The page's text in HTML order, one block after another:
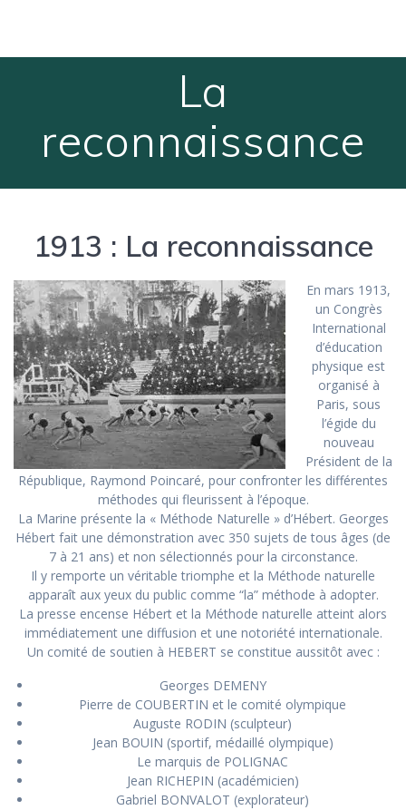
La
reconnaissance
1913 : La reconnaissance
En mars 1913,
un Congrès
International
d’éducation
physique est
organisé à
Paris, sous
l’égide du
nouveau
Président de la
République, Raymond Poincaré, pour confronter les différentes
méthodes qui fleurissent à l’époque.
La Marine présente la « Méthode Naturelle » d’Hébert. Georges
Hébert fait une démonstration avec 350 sujets de tous âges (de
7 à 21 ans) et non sélectionnés pour la circonstance.
Il y remporte un véritable triomphe et la Méthode naturelle
apparaît aux yeux du public comme “la” méthode à adopter.
La presse encense Hébert et la Méthode naturelle atteint alors
immédiatement une diffusion et une notoriété internationale.
Un comité de soutien à HEBERT se constitue aussitôt avec :
Georges DEMENY
Pierre de COUBERTIN et le comité olympique
Auguste RODIN (sculpteur)
Jean BOUIN (sportif, médaillé olympique)
Le marquis de POLIGNAC
Jean RICHEPIN (académicien)
Gabriel BONVALOT (explorateur)